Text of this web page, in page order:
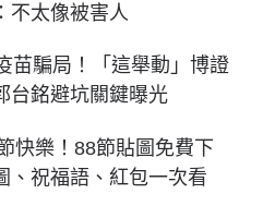
不太像被害人
苗騙局！「這舉動」博證
銘避坑關鍵曝光
快樂！88節貼圖免費下
、祝福語、紅包一次看